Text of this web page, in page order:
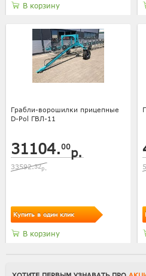
В корзину
Грабли-ворошилки прицепные
D-Pol ГВЛ-11
31104.00р.
33592.32р.
Купить в один клик
В корзину